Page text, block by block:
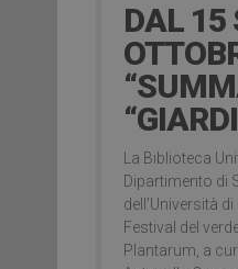
DAL 15
La Biblioteca
Dipartimento di
dell’Università
Festival del
Plantarum, a